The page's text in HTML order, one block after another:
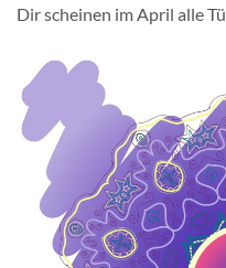
Dir scheinen im April alle